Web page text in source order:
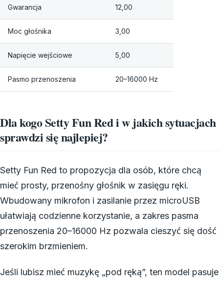
Gwarancja 12,00
Moc głośnika 3,00
Napięcie wejściowe 5,00
Pasmo przenoszenia 20–16000 Hz
Dla kogo Setty Fun Red i w jakich sytuacjach
sprawdzi się najlepiej?
Setty Fun Red to propozycja dla osób, które chcą
mieć prosty, przenośny głośnik w zasięgu ręki.
Wbudowany mikrofon i zasilanie przez microUSB
ułatwiają codzienne korzystanie, a zakres pasma
przenoszenia 20–16000 Hz pozwala cieszyć się dość
szerokim brzmieniem.
Jeśli lubisz mieć muzykę „pod ręką”, ten model pasuje